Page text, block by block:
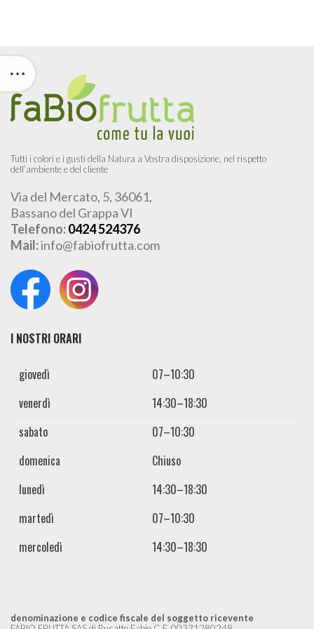
Tutti i colori e i gusti della Natura a Vostra disposizione, nel rispetto
dell’ambiente e del cliente
Via del Mercato, 5, 36061,
Bassano del Grappa VI
Telefono:0424 524376
Mail:info@fabiofrutta.com
I NOSTRI ORARI
giovedì
07–10:30
venerdì
14:30–18:30
sabato
07–10:30
domenica
Chiuso
lunedì
14:30–18:30
martedì
07–10:30
mercoledì
14:30–18:30
denominazione e codice fiscale del soggetto ricevente